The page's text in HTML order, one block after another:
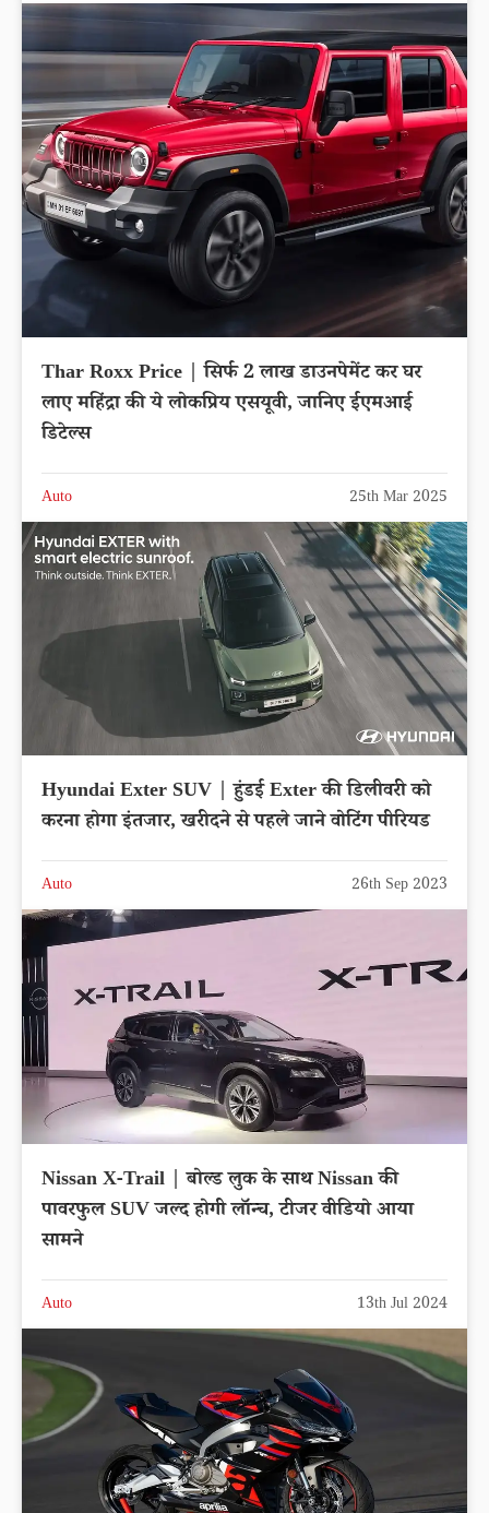
Thar Roxx Price | सिर्फ 2 लाख डाउनपेमेंट कर घर
लाए महिंद्रा की ये लोकप्रिय एसयूवी, जानिए ईएमआई
डिटेल्स
Auto 25th Mar 2025
Hyundai Exter SUV | हुंडई Exter की डिलीवरी को
करना होगा इंतजार, खरीदने से पहले जाने वोटिंग पीरियड
Auto 26th Sep 2023
Nissan X-Trail | बोल्ड लुक के साथ Nissan की
पावरफुल SUV जल्द होगी लॉन्च, टीजर वीडियो आया
सामने
Auto 13th Jul 2024